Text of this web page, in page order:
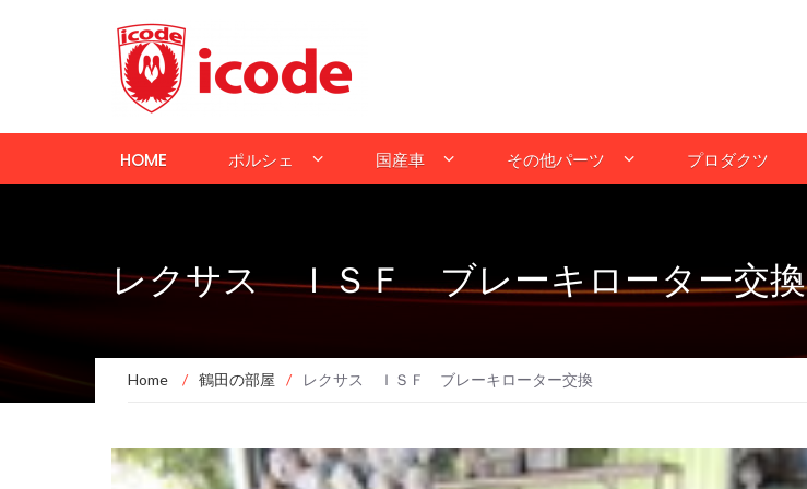
HOME ポルシェ 国産車 その他パーツ プロダクツ
レクサス ＩＳＦ ブレーキローター交換
Home / 鶴田の部屋 / レクサス ＩＳＦ ブレーキローター交換